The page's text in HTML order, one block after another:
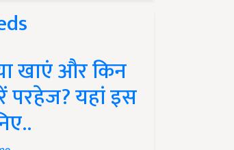
खाएं और किन
परहेज? यहां इस